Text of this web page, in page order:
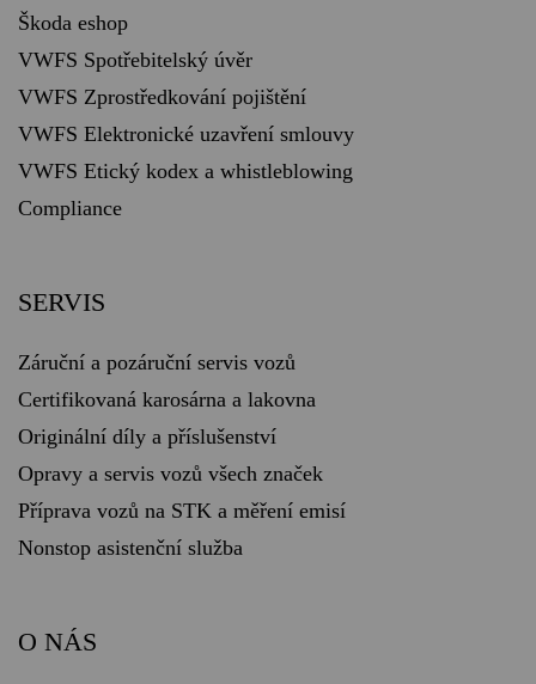
Škoda eshop
VWFS Spotřebitelský úvěr
VWFS Zprostředkování pojištění
VWFS Elektronické uzavření smlouvy
VWFS Etický kodex a whistleblowing
Compliance
SERVIS
Záruční a pozáruční servis vozů
Certifikovaná karosárna a lakovna
Originální díly a příslušenství
Opravy a servis vozů všech značek
Příprava vozů na STK a měření emisí
Nonstop asistenční služba
O NÁS